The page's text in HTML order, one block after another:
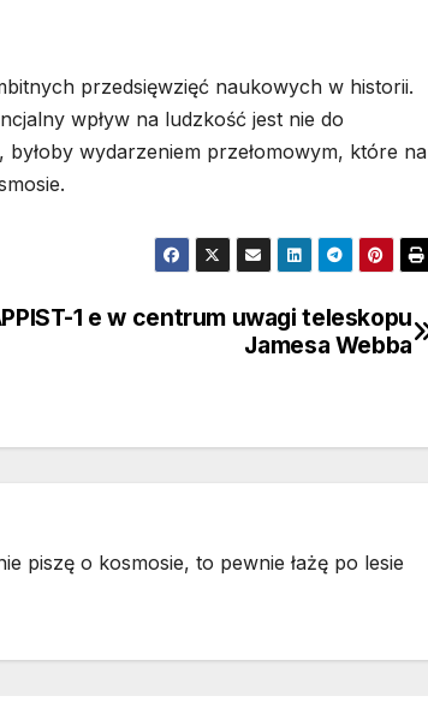
przedsięwzięć naukowych w historii.
wpływ na ludzkość jest nie do
wydarzeniem przełomowym, które na
1 e w centrum uwagi teleskopu
Jamesa Webba
piszę o kosmosie, to pewnie łażę po lesie